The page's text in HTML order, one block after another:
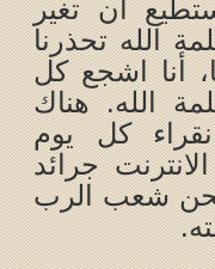
ان تغير
الله تحذرنا
أنا اشجع كل
الله. هناك
كل يوم
جرائد
نحن شعب الرب